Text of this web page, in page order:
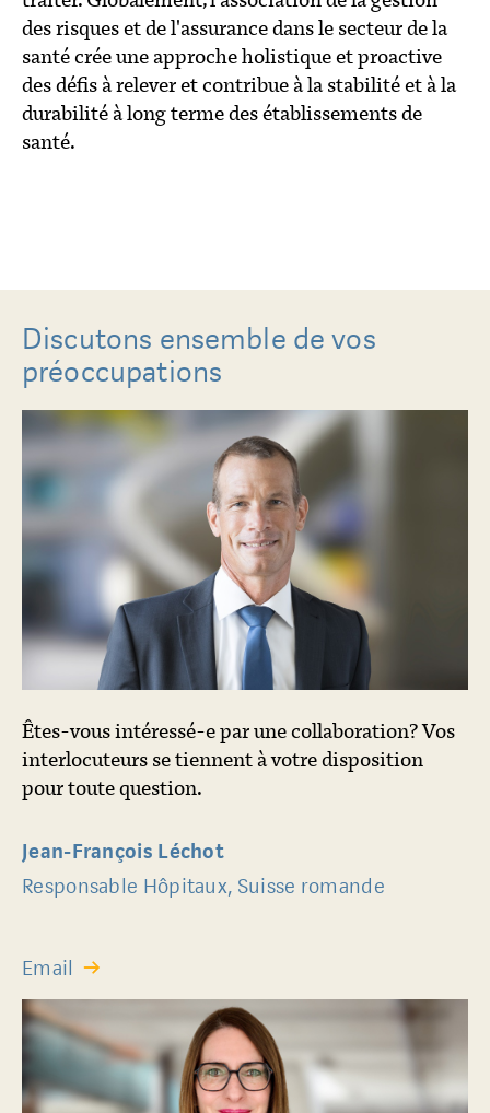
des risques et de l'assurance dans le secteur de la
santé crée une approche holistique et proactive
des défis à relever et contribue à la stabilité et à la
durabilité à long terme des établissements de
santé.
Discutons ensemble de vos
préoccupations
Êtes-vous intéressé-e par une collaboration? Vos
interlocuteurs se tiennent à votre disposition
pour toute question.
Jean-François Léchot
Responsable Hôpitaux, Suisse romande
Email